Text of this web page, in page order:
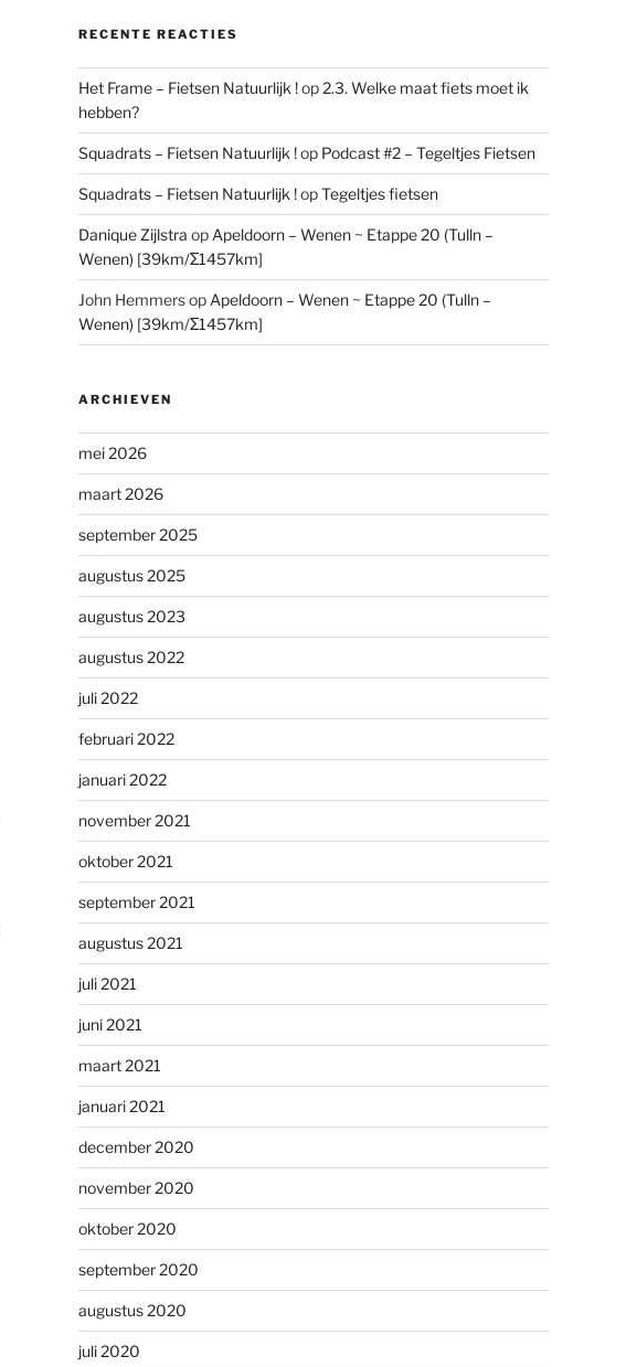
RECENTE REACTIES
Het Frame – Fietsen Natuurlijk !op2.3. Welke maat fiets moet ik
hebben?
Squadrats – Fietsen Natuurlijk !op Podcast #2 – Tegeltjes Fietsen
Squadrats – Fietsen Natuurlijk !opTegeltjes fietsen
Danique Zijlstra op Apeldoorn – Wenen ~ Etappe 20 (Tulln –
Wenen) [39km/Σ1457km]
John Hemmersop Apeldoorn – Wenen ~ Etappe 20 (Tulln –
Wenen) [39km/Σ1457km]
ARCHIEVEN
mei 2026
maart 2026
september 2025
augustus 2025
augustus 2023
augustus 2022
juli 2022
februari 2022
januari 2022
november 2021
oktober 2021
september 2021
augustus 2021
juli 2021
juni 2021
maart 2021
januari 2021
december 2020
november 2020
oktober 2020
september 2020
augustus 2020
juli 2020